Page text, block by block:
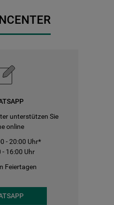
unterstützen Sie
online
- 20:00 Uhr*
- 16:00 Uhr
Feiertagen